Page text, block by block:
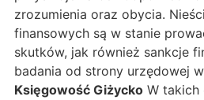
zrozumienia oraz obycia.
finansowych są w stanie
skutków, jak również sankcje
badania od strony urzędowej
Księgowość Giżycko W takich